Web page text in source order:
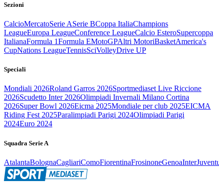
Sezioni
CalcioMercatoSerie ASerie BCoppa ItaliaChampions
LeagueEuropa LeagueConference LeagueCalcio EsteroSupercoppa
ItalianaFormula 1Formula EMotoGPAltri MotoriBasketAmerica's
CupNations LeagueTennisSciVolleyDrive UP
Speciali
Mondiali 2026Roland Garros 2026Sportmediaset Live Riccione
2026Scudetto Inter 2026Olimpiadi Invernali Milano Cortina
2026Super Bowl 2026Eicma 2025Mondiale per club 2025EICMA
Riding Fest 2025Paralimpiadi Parigi 2024Olimpiadi Parigi
2024Euro 2024
Squadra Serie A
AtalantaBolognaCagliariComoFiorentinaFrosinoneGenoaInter